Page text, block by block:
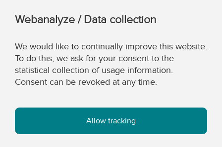
Webanalyze / Data collection
We would like to continually improve this website.
To do this, we ask for your consent to the
statistical collection of usage information.
Consent can be revoked at any time.
Allow tracking